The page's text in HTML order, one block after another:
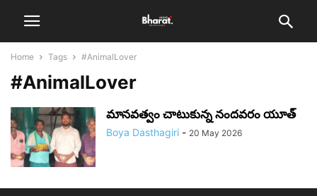
Home Tags #AnimalLover
#AnimalLover
మానవత్వం చాటుకున్న నందవరం యూత్
Boya Dasthagiri - 20 May 2026